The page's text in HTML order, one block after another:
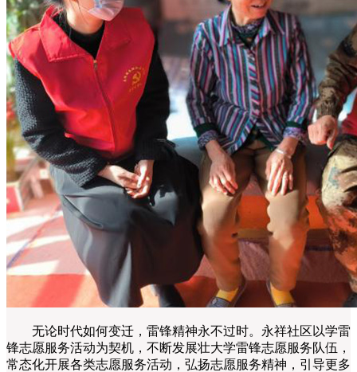
无论时代如何变迁，雷锋精神永不过时。永祥社区以学雷
锋志愿服务活动为契机，不断发展壮大学雷锋志愿服务队伍，
常态化开展各类志愿服务活动，弘扬志愿服务精神，引导更多